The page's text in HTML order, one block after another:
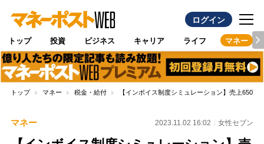
ログイン
トップ 投資 ビジネス キャリア ライフ マネー
トップ マネー 税金・給付 【インボイス制度シミュレーション】売上650
マネー 2023.11.02 16:02 女性セブン